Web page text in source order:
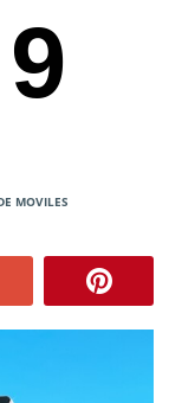
MOVILES